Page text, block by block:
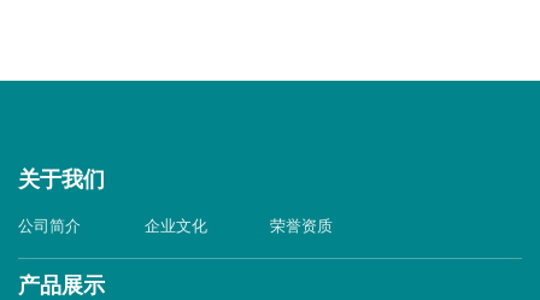
关于我们
公司简介 企业文化 荣誉资质
产品展示